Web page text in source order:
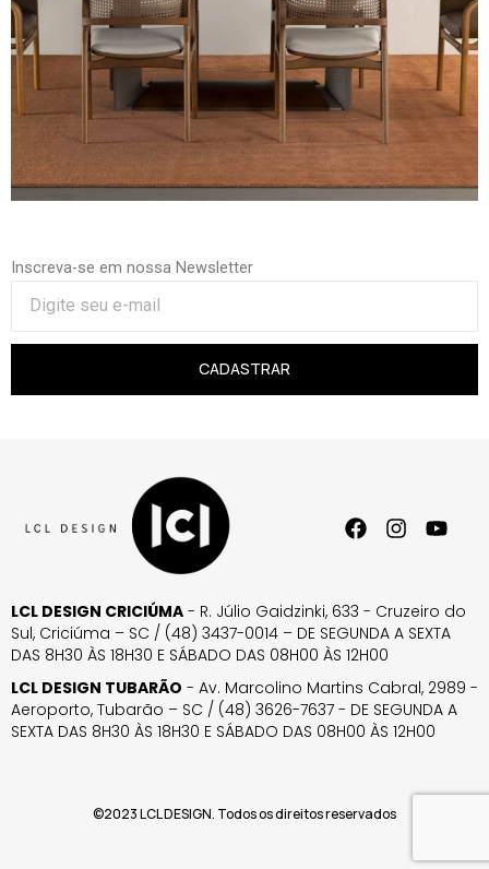
Inscreva-se em nossa Newsletter
CADASTRAR
LCL DESIGN CRICIÚMA - R. Júlio Gaidzinki, 633 - Cruzeiro do
Sul, Criciúma – SC / (48) 3437-0014 – DE SEGUNDA A SEXTA
DAS 8H30 ÀS 18H30 E SÁBADO DAS 08H00 ÀS 12H00
LCL DESIGN TUBARÃO - Av. Marcolino Martins Cabral, 2989 -
Aeroporto, Tubarão – SC / (48) 3626-7637 - DE SEGUNDA A
SEXTA DAS 8H30 ÀS 18H30 E SÁBADO DAS 08H00 ÀS 12H00
©2023 LCL DESIGN. Todos os direitos reservados